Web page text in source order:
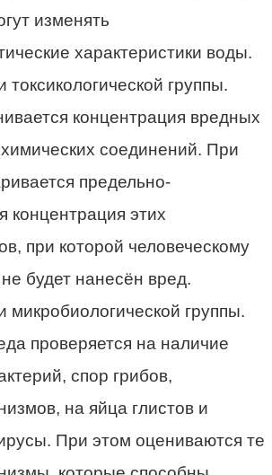
изменять
характеристики воды.
токсикологической группы.
концентрация вредных
соединений. При
предельно-
концентрация этих
при которой человеческому
будет нанесён вред.
микробиологической группы.
проверяется на наличие
спор грибов,
на яйца глистов и
При этом оцениваются те